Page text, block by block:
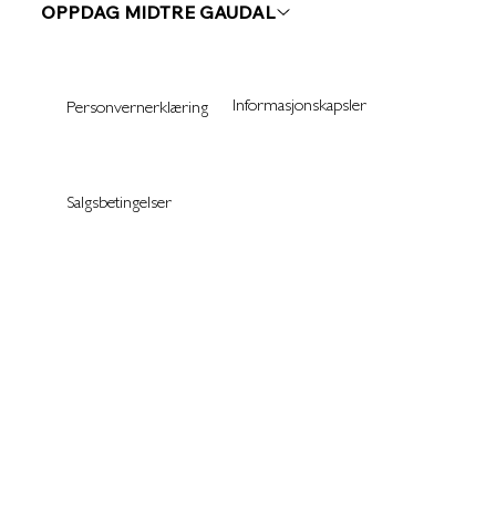
Personvernerklæring Informasjonskapsler
Salgsbetingelser
OPPDAG MIDTRE GAUDAL